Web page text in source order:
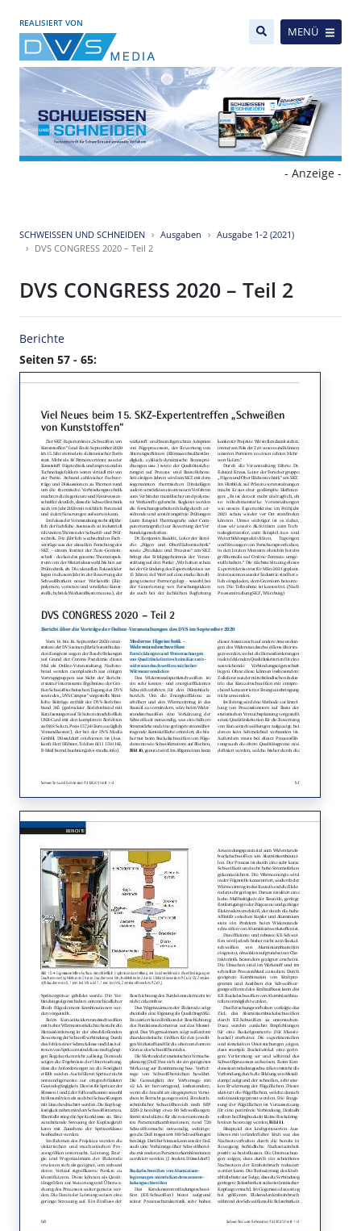
REALISIERT VON
MENÜ
- Anzeige -
SCHWEISSEN UND SCHNEIDEN Ausgaben
Ausgabe 1-2 (2021)
DVS CONGRESS 2020 – Teil 2
DVS CONGRESS 2020 – Teil 2
Berichte
Seiten 57 - 65: